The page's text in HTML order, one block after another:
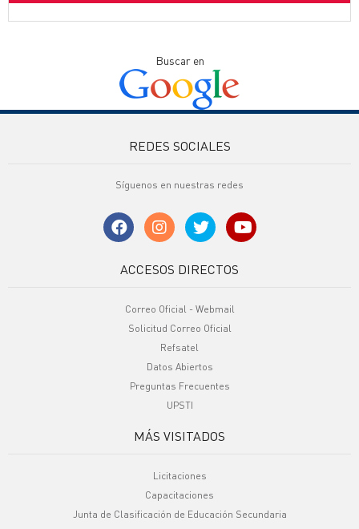
Buscar en
REDES SOCIALES
Síguenos en nuestras redes
ACCESOS DIRECTOS
Correo Oficial - Webmail
Solicitud Correo Oficial
Refsatel
Datos Abiertos
Preguntas Frecuentes
UPSTI
MÁS VISITADOS
Licitaciones
Capacitaciones
Junta de Clasificación de Educación Secundaria